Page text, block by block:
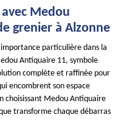
Medou
grenier à Alzonne
particulière dans la
Antiquaire 11, symbole
complète et raffinée pour
encombrent son espace
choisissant Medou Antiquaire
transforme chaque débarras